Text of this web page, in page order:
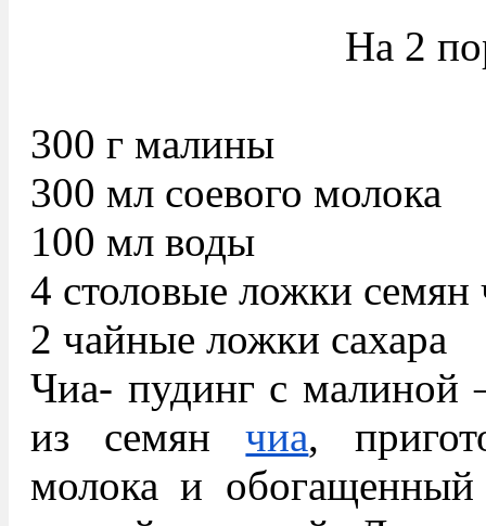
На 2
300 г малины
300 мл соевого молока
100 мл воды
4 столовые ложки семян
2 чайные ложки сахара
Чиа- пудинг с малиной
из семянчиа,
молока и